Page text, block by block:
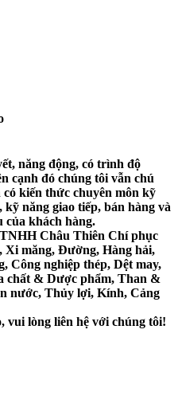
năng động, có trình độ
cạnh đó chúng tôi vẫn chú
kiến ​​thức chuyên môn kỹ
năng giao tiếp, bán hàng và
của khách hàng.
Châu Thiên Chí phục
Xi măng, Đường, Hàng hải,
Công nghiệp thép, Dệt may,
chất & Dược phẩm, Than &
nước, Thủy lợi, Kính, Cảng
vui lòng liên hệ với chúng tôi!